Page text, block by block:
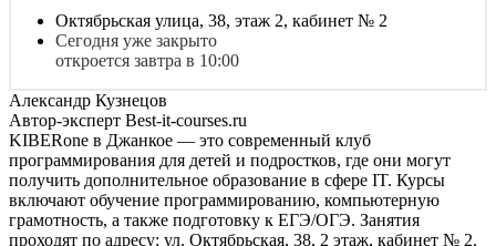
Октябрьская улица, 38, этаж 2, кабинет № 2
Сегодня уже закрыто
откроется завтра в 10:00
Александр Кузнецов
Автор-эксперт Best-it-courses.ru
KIBERone в Джанкое — это современный клуб
программирования для детей и подростков, где они могут
получить дополнительное образование в сфере IT. Курсы
включают обучение программированию, компьютерную
грамотность, а также подготовку к ЕГЭ/ОГЭ. Занятия
проходят по адресу: ул. Октябрьская, 38, 2 этаж, кабинет № 2.